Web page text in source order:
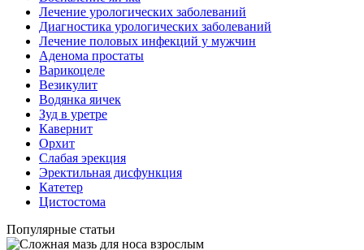
Лечение урологических заболеваний
Диагностика урологических заболеваний
Лечение половых инфекций у мужчин
Аденома простаты
Варикоцеле
Везикулит
Водянка яичек
Зуд в уретре
Кавернит
Орхит
Слабая эрекция
Эректильная дисфункция
Катетер
Цистостома
Популярные статьи